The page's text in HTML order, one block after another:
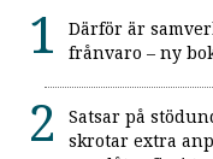
Därför är
frånvaro – ny
Satsar på
skrotar extra